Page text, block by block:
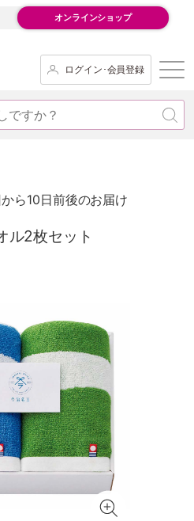
オンラインショップ
ログイン･会員登録
ら10日前後のお届け
ル2枚セット